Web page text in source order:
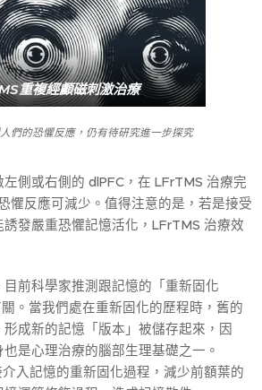
重複經顱磁刺激治療
們的恐懼反應，仍有待研究進一步探究
側或右側的 dlPFC，在 LFrTMS 治療完
懼反應可減少。值得注意的是，若是接受
發嚴重恐懼記憶活化，LFrTMS 治療效
前科學家推測跟記憶的「重新固化
。當我們處在重新固化的歷程時，舊的
成新的記憶「版本」被儲存起來，因
是心理治療的腦部生理基礎之一。
入記憶的重新固化過程，減少前額葉的